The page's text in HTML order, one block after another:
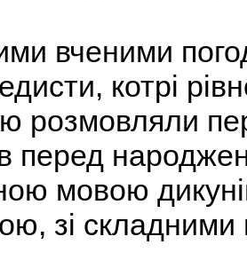
вченими
котрі
розмовляли
перед
мовою
зі